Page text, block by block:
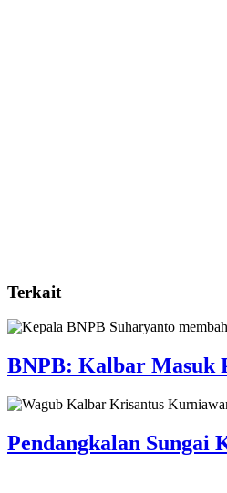
Terkait
BNPB: Kalbar Masuk
Pendangkalan